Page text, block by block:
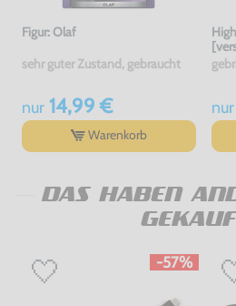
Figur: Olaf
sehr guter Zustand, gebraucht
nur14,99 €
Warenkorb
nur
DAS HABEN
-57%